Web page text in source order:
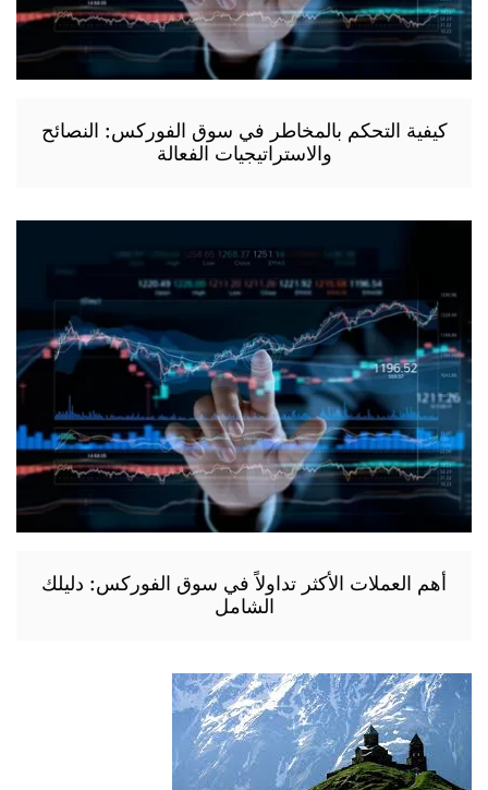
كيفية التحكم بالمخاطر في سوق الفوركس: النصائح
والاستراتيجيات الفعالة
أهم العملات الأكثر تداولاً في سوق الفوركس: دليلك
الشامل